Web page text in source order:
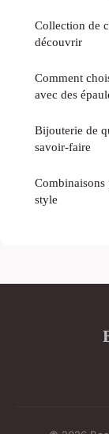
Collection de
découvrir
Comment
avec des
Bijouterie de
savoir-faire
style